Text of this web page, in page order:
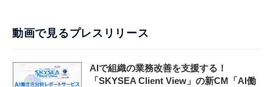
動画で見るプレスリリース
AIで組織の業務改善を支援する！
「SKYSEA Client View」の新CM「AI働